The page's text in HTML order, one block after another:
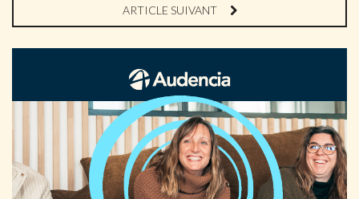
ARTICLE SUIVANT